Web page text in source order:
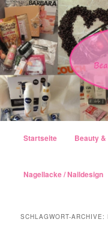
Zum Inhalt wechseln
Zum sekundären
Startseite Beauty
Nagellacke / Naildesign
SCHLAGWORT-ARCHIVE: